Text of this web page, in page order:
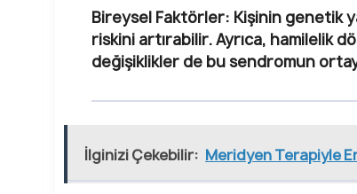
Bireysel Faktörler: Kişinin genetik
riskini artırabilir. Ayrıca, hamilelik
değişiklikler de bu sendromun
İlginizi Çekebilir: Meridyen Terapiyle